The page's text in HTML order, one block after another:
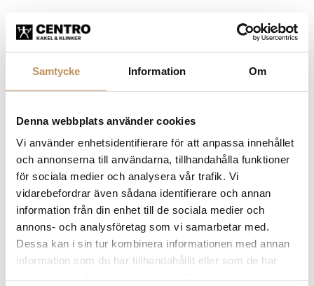
Samtycke Information Om
Denna webbplats använder cookies
Vi använder enhetsidentifierare för att anpassa innehållet
och annonserna till användarna, tillhandahålla funktioner
för sociala medier och analysera vår trafik. Vi
vidarebefordrar även sådana identifierare och annan
information från din enhet till de sociala medier och
annons- och analysföretag som vi samarbetar med.
Dessa kan i sin tur kombinera informationen med annan
information som du har tillhandahållit eller som de har